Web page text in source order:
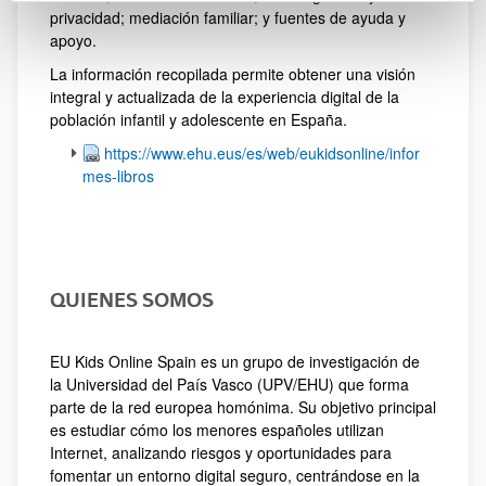
privacidad; mediación familiar; y fuentes de ayuda y
apoyo.
La información recopilada permite obtener una visión
integral y actualizada de la experiencia digital de la
población infantil y adolescente en España.
https://www.ehu.eus/es/web/eukidsonline/infor
mes-libros
QUIENES SOMOS
EU Kids Online Spain es un grupo de investigación de
la Universidad del País Vasco (UPV/EHU) que forma
parte de la red europea homónima. Su objetivo principal
es estudiar cómo los menores españoles utilizan
Internet, analizando riesgos y oportunidades para
fomentar un entorno digital seguro, centrándose en la